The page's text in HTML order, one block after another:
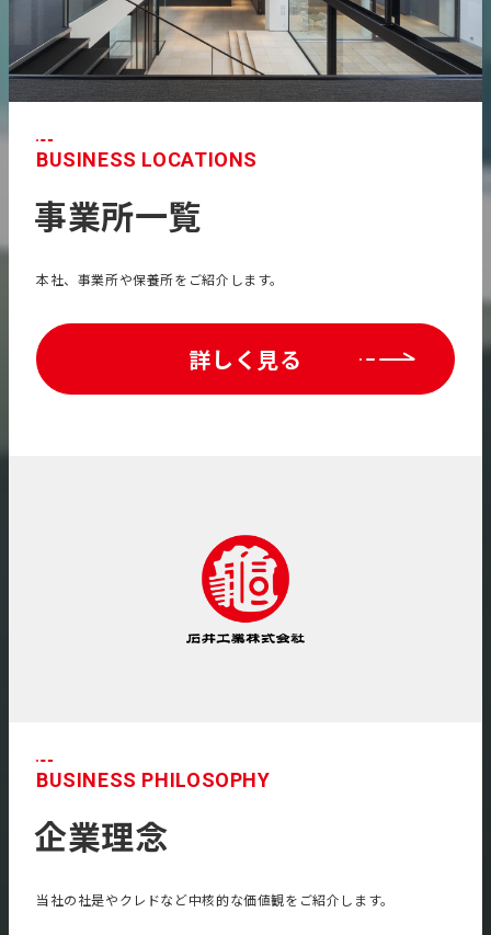
BUSINESS LOCATIONS
事業所一覧
本社、事業所や保養所をご紹介します。
詳しく見る
BUSINESS PHILOSOPHY
企業理念
当社の社是やクレドなど中核的な価値観をご紹介します。